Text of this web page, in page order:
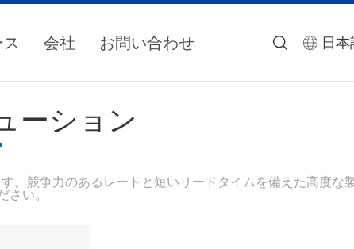
会社 お問い合わせ 日本
ーション
。競争力のあるレートと短いリードタイムを備えた高度な
さい。